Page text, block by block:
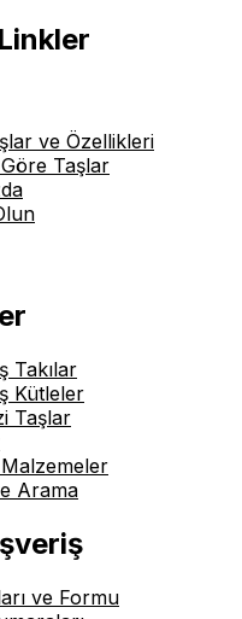
ve Özellikleri
Taşlar
Takılar
Kütleler
Taşlar
Malzemeler
Arama
ve Formu